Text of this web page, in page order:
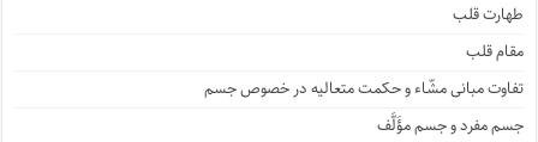
طهارت قلب
مقام قلب
تفاوت مبانی مشّاء و حکمت متعالیه در خصوص جسم
جسم مفرد و جسم مؤَلَّف